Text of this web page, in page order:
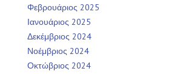
Φεβρουάριος 2025
Ιανουάριος 2025
Δεκέμβριος 2024
Νοέμβριος 2024
Οκτώβριος 2024